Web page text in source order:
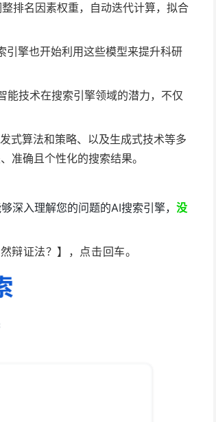
排名因素权重，自动迭代计算，拟合
引擎也开始利用这些模型来提升科研
技术在搜索引擎领域的潜力，不仅
式算法和策略、以及生成式技术等多
准确且个性化的搜索结果。
入理解您的问题的AI搜索引擎， 没
证法？】，点击回车。